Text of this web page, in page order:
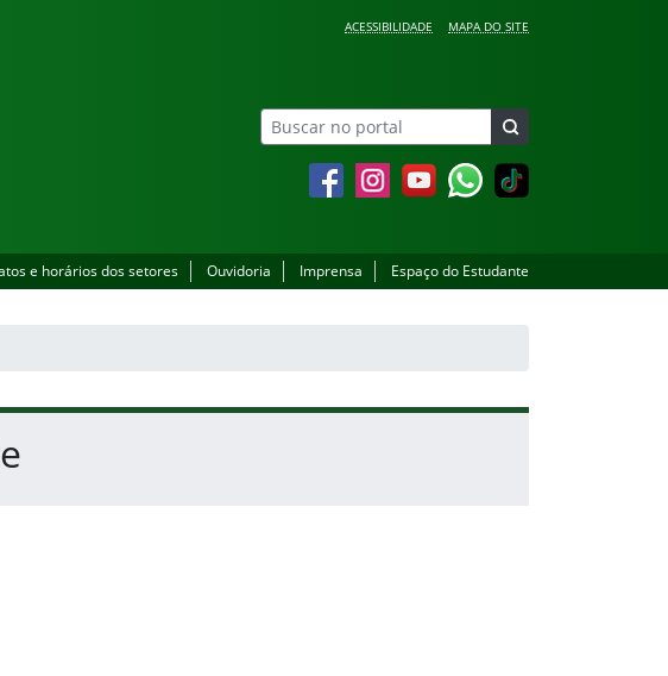
ACESSIBILIDADE MAPA DO SITE
FacebookInstagramYouTubeWhatsapp
e horários dos setores Ouvidoria Imprensa Espaço do Estudante